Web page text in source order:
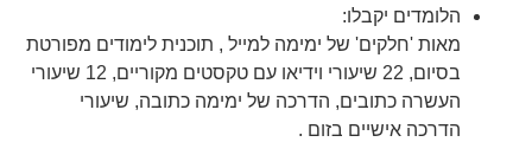
הלומדים יקבלו:
מאות 'חלקים' של ימימה למייל , תוכנית לימודים מפורטת
בסיום, 22 שיעורי וידיאו עם טקסטים מקוריים, 12 שיעורי
העשרה כתובים, הדרכה של ימימה כתובה, שיעורי
הדרכה אישיים בזום .